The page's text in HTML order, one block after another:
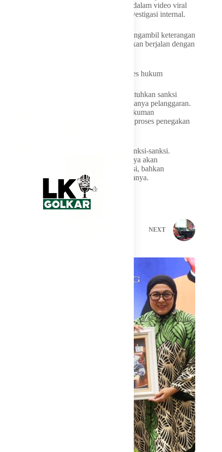
telah berjalan. Seluruh pihak yang disebut dalam video viral
dimintai keterangan sebagai bagian dari investigasi internal.
“Sudah ada semua di Inspektorat untuk mengambil keterangan
dan sebagainya. Kita pastikan prosesnya akan berjalan dengan
3. Siapkan sanksi administrasi hingga proses hukum
Munafri menegaskan pihaknya akan menjatuhkan sanksi
apabila hasil pemeriksaan membuktikan adanya pelanggaran.
Menurutnya, sanksi tidak hanya berupa hukuman
administratif, tetapi juga dapat berlanjut ke proses penegakan
“Kalau hasilnya nanti terbukti, akan ada sanksi-sanksi.
Semuanya kalau memang terbukti, sanksinya akan
bertumpuk-tumpuk. Ada sanksi administrasi, bahkan
kemungkinan ada penegakan hukum,” katanya.
NEXT